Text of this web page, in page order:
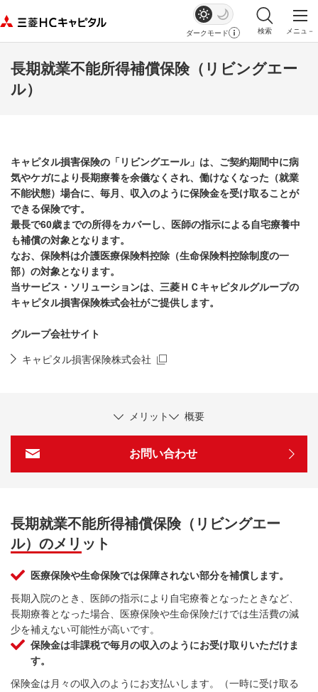
ダークモード
検索
メニュ－
長期就業不能所得補償保険（リビングエー
ル）
キャピタル損害保険の「リビングエール」は、ご契約期間中に病
気やケガにより長期療養を余儀なくされ、働けなくなった（就業
不能状態）場合に、毎月、収入のように保険金を受け取ることが
できる保険です。
最長で60歳までの所得をカバーし、医師の指示による自宅療養中
も補償の対象となります。
なお、保険料は介護医療保険料控除（生命保険料控除制度の一
部）の対象となります。
当サービス・ソリューションは、三菱ＨＣキャピタルグループの
キャピタル損害保険株式会社がご提供します。
グループ会社サイト
キャピタル損害保険株式会社
メリット 概要
お問い合わせ
長期就業不能所得補償保険（リビングエー
ル）のメリット
医療保険や生命保険では保障されない部分を補償します。
長期入院のとき、医師の指示により自宅療養となったときなど、
長期療養となった場合、医療保険や生命保険だけでは生活費の減
少を補えない可能性が高いです。
保険金は非課税で毎月の収入のようにお受け取りいただけま
す。
保険金は月々の収入のようにお支払いします。（一時に受け取る